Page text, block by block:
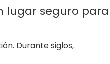
lugar seguro para
Durante siglos,